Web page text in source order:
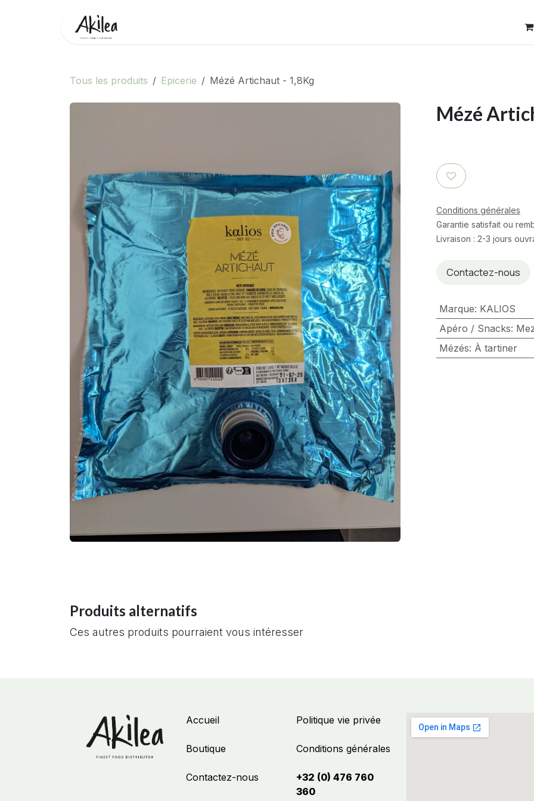
Tous les produits Epicerie Mézé Artichaut - 1,8Kg
Mézé
Conditions générales
Garantie satisfait ou
Livraison : 2-3 jours
Contactez-nous
Marque: KALIOS
Apéro / Snacks:
Mézés: À tartiner
Produits alternatifs
Ces autres produits pourraient vous intéresser
Politique vie privée
Conditions générales
+32 (0) 476 760
360
Accueil
Boutique
Contactez-nous